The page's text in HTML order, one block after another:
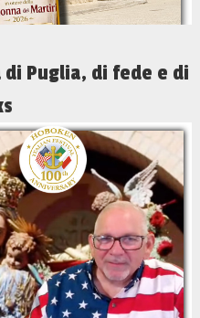
Puglia, di fede e di